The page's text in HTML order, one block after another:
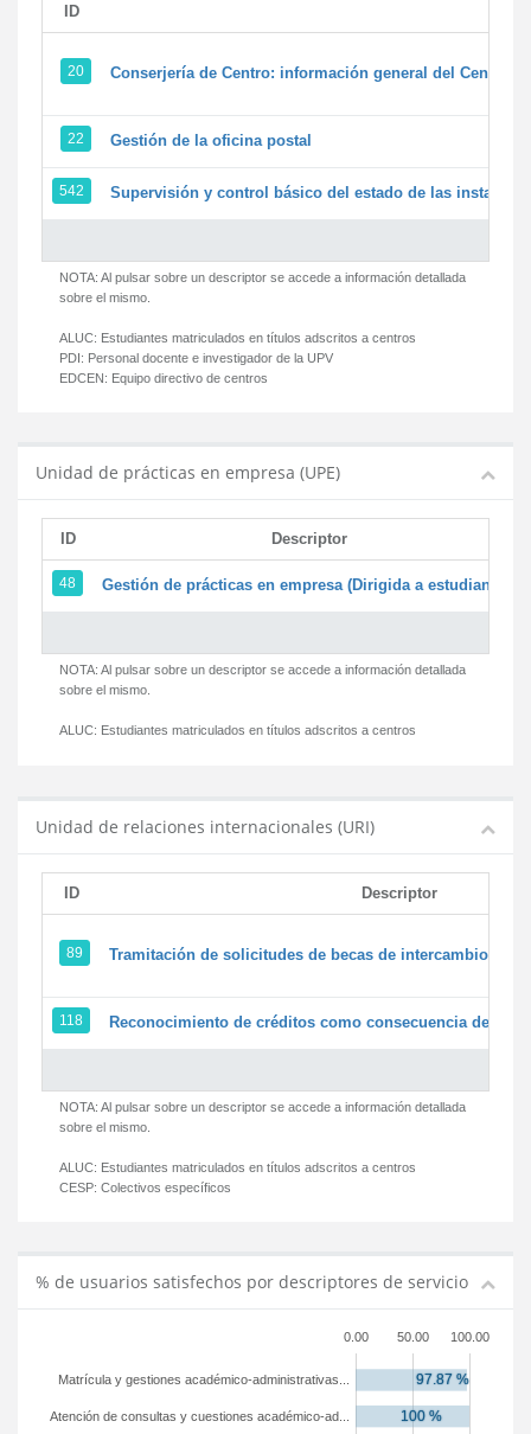
ID
20 Conserjería de Centro: información general del Centro y
22 Gestión de la oficina postal
542 Supervisión y control básico del estado de las
NOTA: Al pulsar sobre un descriptor se accede a información detallada
sobre el mismo.
ALUC: Estudiantes matriculados en títulos adscritos a centros
PDI: Personal docente e investigador de la UPV
EDCEN: Equipo directivo de centros
Unidad de prácticas en empresa (UPE)
ID Descriptor
48 Gestión de prácticas en empresa (Dirigida a estudiantes)
NOTA: Al pulsar sobre un descriptor se accede a información detallada
sobre el mismo.
ALUC: Estudiantes matriculados en títulos adscritos a centros
Unidad de relaciones internacionales (URI)
ID Descriptor
89 Tramitación de solicitudes de becas de intercambio
118 Reconocimiento de créditos como consecuencia de un
NOTA: Al pulsar sobre un descriptor se accede a información detallada
sobre el mismo.
ALUC: Estudiantes matriculados en títulos adscritos a centros
CESP: Colectivos específicos
% de usuarios satisfechos por descriptores de servicio
0.00 50.00 100.00
Atención de consultas y cuestiones académico-ad...
Matrícula y gestiones académico-administrativas...